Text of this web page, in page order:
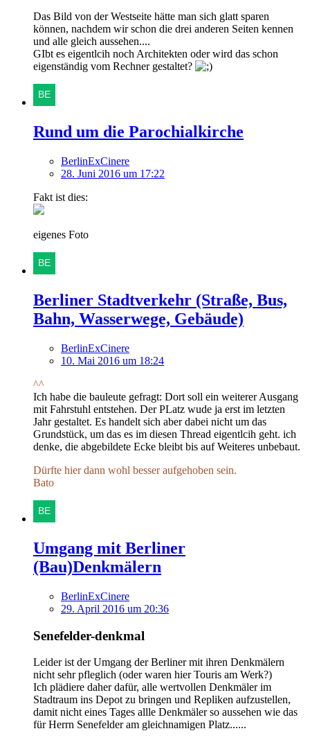
Das Bild von der Westseite hätte man sich glatt sparen
können, nachdem wir schon die drei anderen Seiten kennen
und alle gleich aussehen....
GIbt es eigentlcih noch Architekten oder wird das schon
eigenständig vom Rechner gestaltet?
Rund um die Parochialkirche
BerlinExCinere
28. Juni 2016 um 17:22
Fakt ist dies:
eigenes Foto
Berliner Stadtverkehr (Straße, Bus,
Bahn, Wasserwege, Gebäude)
BerlinExCinere
10. Mai 2016 um 18:24
^^
Ich habe die bauleute gefragt: Dort soll ein weiterer Ausgang
mit Fahrstuhl entstehen. Der PLatz wude ja erst im letzten
Jahr gestaltet. Es handelt sich aber dabei nicht um das
Grundstück, um das es im diesen Thread eigentlcih geht. ich
denke, die abgebildete Ecke bleibt bis auf Weiteres unbebaut.
Dürfte hier dann wohl besser aufgehoben sein.
Bato
Umgang mit Berliner
(Bau)Denkmälern
BerlinExCinere
29. April 2016 um 20:36
Senefelder-denkmal
Leider ist der Umgang der Berliner mit ihren Denkmälern
nicht sehr pfleglich (oder waren hier Touris am Werk?)
Ich plädiere daher dafür, alle wertvollen Denkmäler im
Stadtraum ins Depot zu bringen und Repliken aufzustellen,
damit nicht eines Tages allle Denkmäler so aussehen wie das
für Herrn Senefelder am gleichnamigen Platz......